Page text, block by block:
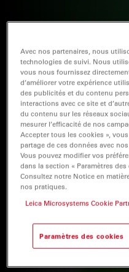
Avec nos partenaires, nous
technologies de suivi. Nous
vous nous fournissez
d’améliorer votre expérience
des publicités et du contenu
interactions avec ce site et
du contenu sur les réseaux
mesurer l’efficacité de nos
Accepter tous les cookies »,
partage de ces données avec
Vous pouvez modifier vos
dans la section « Paramètres
Consultez notre Notice en
nos pratiques.
Leica Microsystems Cookie
Paramètres des cookies